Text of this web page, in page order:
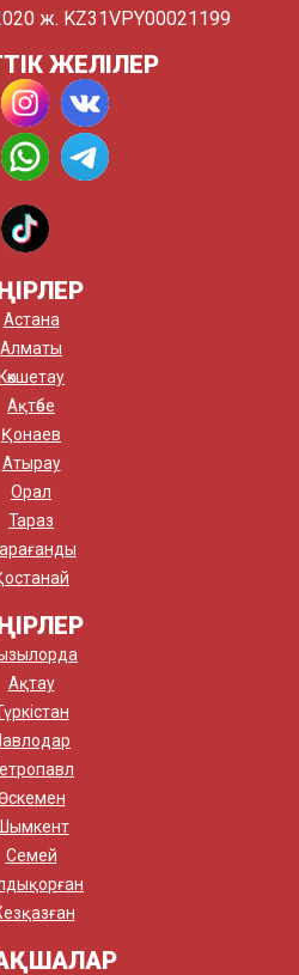
ж. KZ31VPY00021199
ЖЕЛІЛЕР
Астана
Алматы
Ақтөбе
Қонаев
Атырау
Орал
Тараз
Ақтау
Семей